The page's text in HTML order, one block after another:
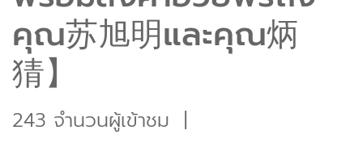
คุณ苏旭明และคุณ炳
猜】
243 จำนวนผู้เข้าชม |